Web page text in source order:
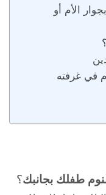
الأم أو
في غرفته
طفلك بجانبك؟